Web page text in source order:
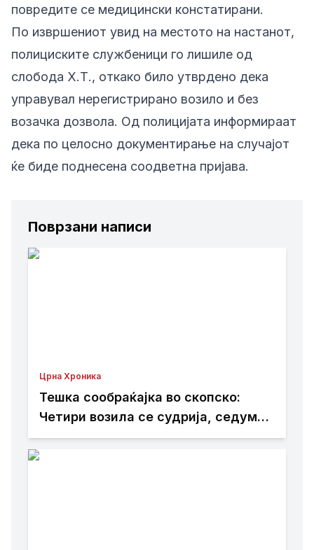
повредите се медицински констатирани.
По извршениот увид на местото на настанот,
полициските службеници го лишиле од
слобода Х.Т., откако било утврдено дека
управувал нерегистрирано возило и без
возачка дозвола. Од полицијата информираат
дека по целосно документирање на случајот
ќе биде поднесена соодветна пријава.
Поврзани написи
Црна Хроника
Тешка сообраќајка во скопско:
Четири возила се судрија, седум
лица повредени